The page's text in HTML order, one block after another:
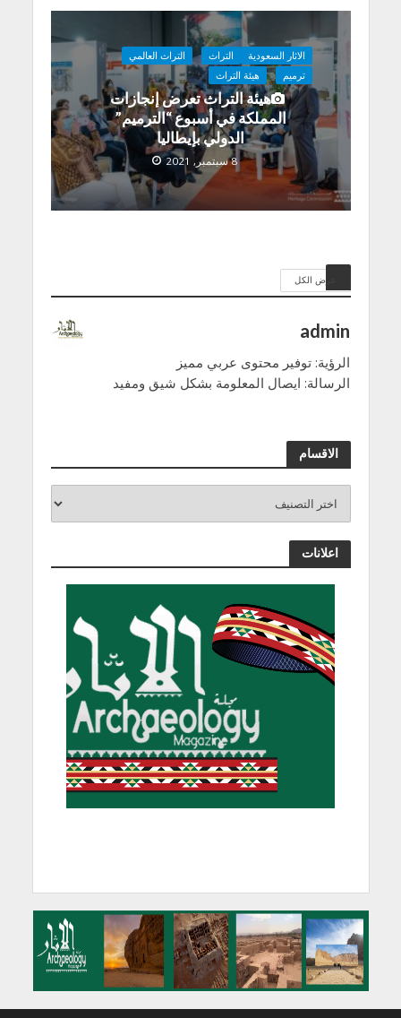
الاثار السعودية التراث
التراث العالمي
ترميم
هيئة التراث
هيئة التراث تعرض إنجازات
المملكة في أسبوع “الترميم”
الدولي بإيطاليا
8 سبتمبر, 2021
عرض الكل
admin
الرؤية: توفير محتوى عربي مميز
الرسالة: ايصال المعلومة بشكل شيق ومفيد
الاقسام
اعلانات